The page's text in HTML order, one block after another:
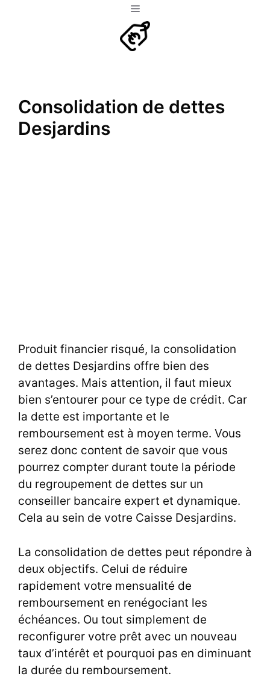
Menu
Consolidation de dettes
Desjardins
Produit financier risqué, la consolidation
de dettes Desjardins offre bien des
avantages. Mais attention, il faut mieux
bien s’entourer pour ce type de crédit. Car
la dette est importante et le
remboursement est à moyen terme. Vous
serez donc content de savoir que vous
pourrez compter durant toute la période
du regroupement de dettes sur un
conseiller bancaire expert et dynamique.
Cela au sein de votre Caisse Desjardins.
La consolidation de dettes peut répondre à
deux objectifs. Celui de réduire
rapidement votre mensualité de
remboursement en renégociant les
échéances. Ou tout simplement de
reconfigurer votre prêt avec un nouveau
taux d’intérêt et pourquoi pas en diminuant
la durée du remboursement.